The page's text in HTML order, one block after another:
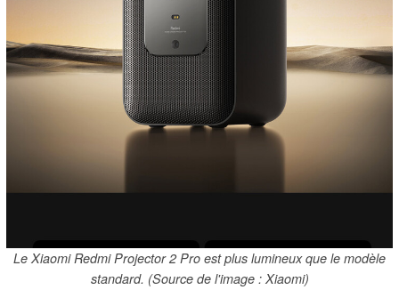
Le Xiaomi Redmi Projector 2 Pro est plus lumineux que le modèle
standard. (Source de l'image : Xiaomi)